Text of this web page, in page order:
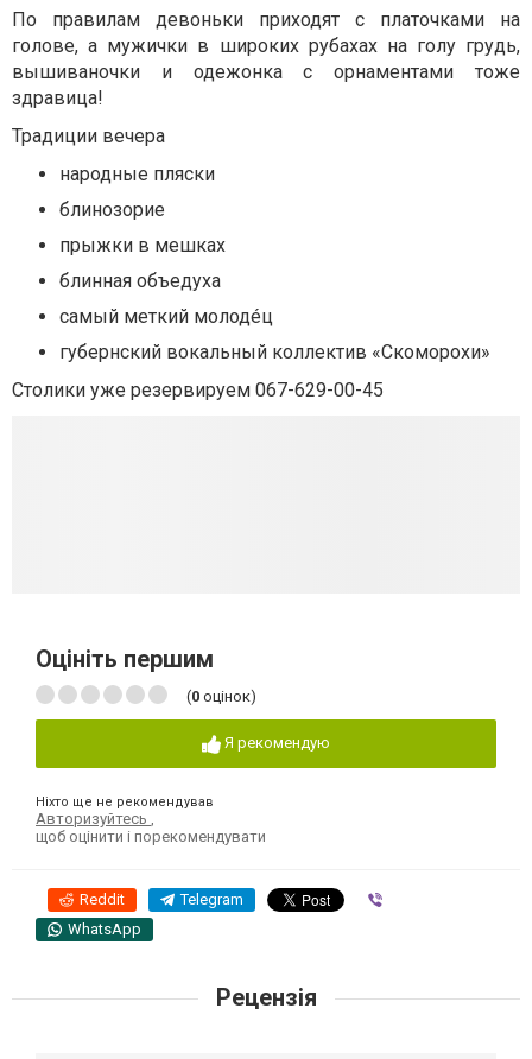
По правилам девоньки приходят с платочками на
голове, а мужички в широких рубахах на голу грудь,
вышиваночки и одежонка с орнаментами тоже
здравица!
Традиции вечера
народные пляски
блинозорие
прыжки в мешках
блинная объедуха
самый меткий молодéц
губернский вокальный коллектив «Скоморохи»
Столики уже резервируем 067-629-00-45
Оцініть першим
(0 оцінок)
Я рекомендую
Ніхто ще не рекомендував
Авторизуйтесь
щоб оцінити і порекомендувати
Reddit Telegram
WhatsApp
Рецензія